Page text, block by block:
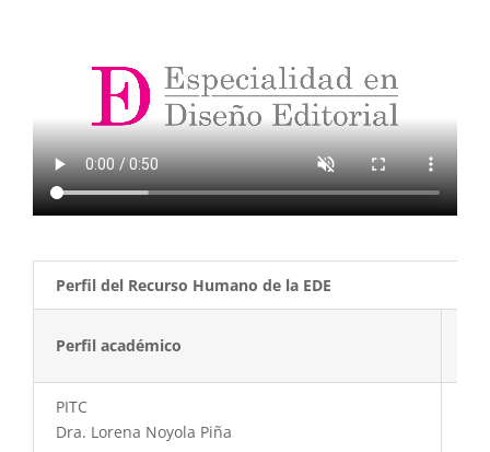
Perfil del Recurso Humano de la EDE
Perfil académico
PITC
Dra. Lorena Noyola Piña